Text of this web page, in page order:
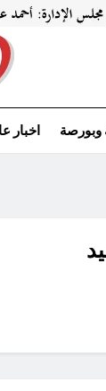
وبورصة اخبار